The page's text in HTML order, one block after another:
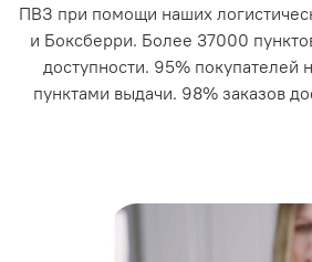
ПВЗ при помощи наших
и Боксберри. Более 37000
доступности. 95% покупателей
пунктами выдачи. 98% заказов